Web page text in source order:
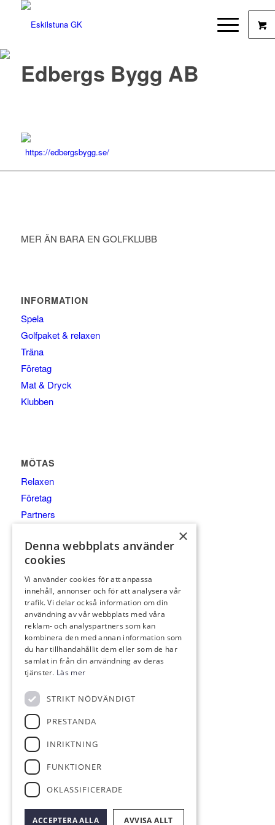
Edbergs Bygg AB
https://edbergsbygg.se/
MER ÄN BARA EN GOLFKLUBB
INFORMATION
Spela
Golfpaket & relaxen
Träna
Företag
Mat & Dryck
Klubben
MÖTAS
Relaxen
Företag
Partners
MAT & DRYCK
Al’s Corner
Event & festvåning VY
Bistro Bryggan
KONTAKT
info@eskilstunagk.se
016-14 26 29
Römossevägen 8
635 02 Eskilstuna
FÖLJ OSS
×
Denna webbplats använder
cookies
Vi använder cookies för att anpassa
innehåll, annonser och för att analysera vår
trafik. Vi delar också information om din
användning av vår webbplats med våra
reklam- och analyspartners som kan
kombinera den med annan information som
du har tillhandahållit dem eller som de har
samlat in från din användning av deras
tjänster. Läs mer
STRIKT NÖDVÄNDIGT
PRESTANDA
INRIKTNING
FUNKTIONER
OKLASSIFICERADE
ACCEPTERA ALLA AVVISA ALLT